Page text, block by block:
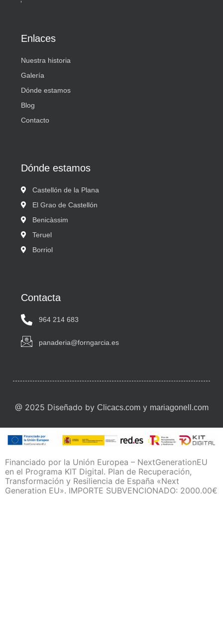
Enlaces
Nuestra historia
Galería
Dónde estamos
Blog
Contacto
Dónde estamos
Castellón de la Plana
El Grao de Castellón
Benicàssim
Teruel
Borriol
Contacta
964 214 683
panaderia@forngarcia.es
@ 2025 Diseñado by Clicacs.comy mariagonell.com
Financiado por la Unión Europea – NextGenerationEU
en el Programa KIT Digital. Plan de Recuperación,
Transformación y Resiliencia de España «Next
Generation EU». IMPORTE SUBVENCIONADO: 2000.00€